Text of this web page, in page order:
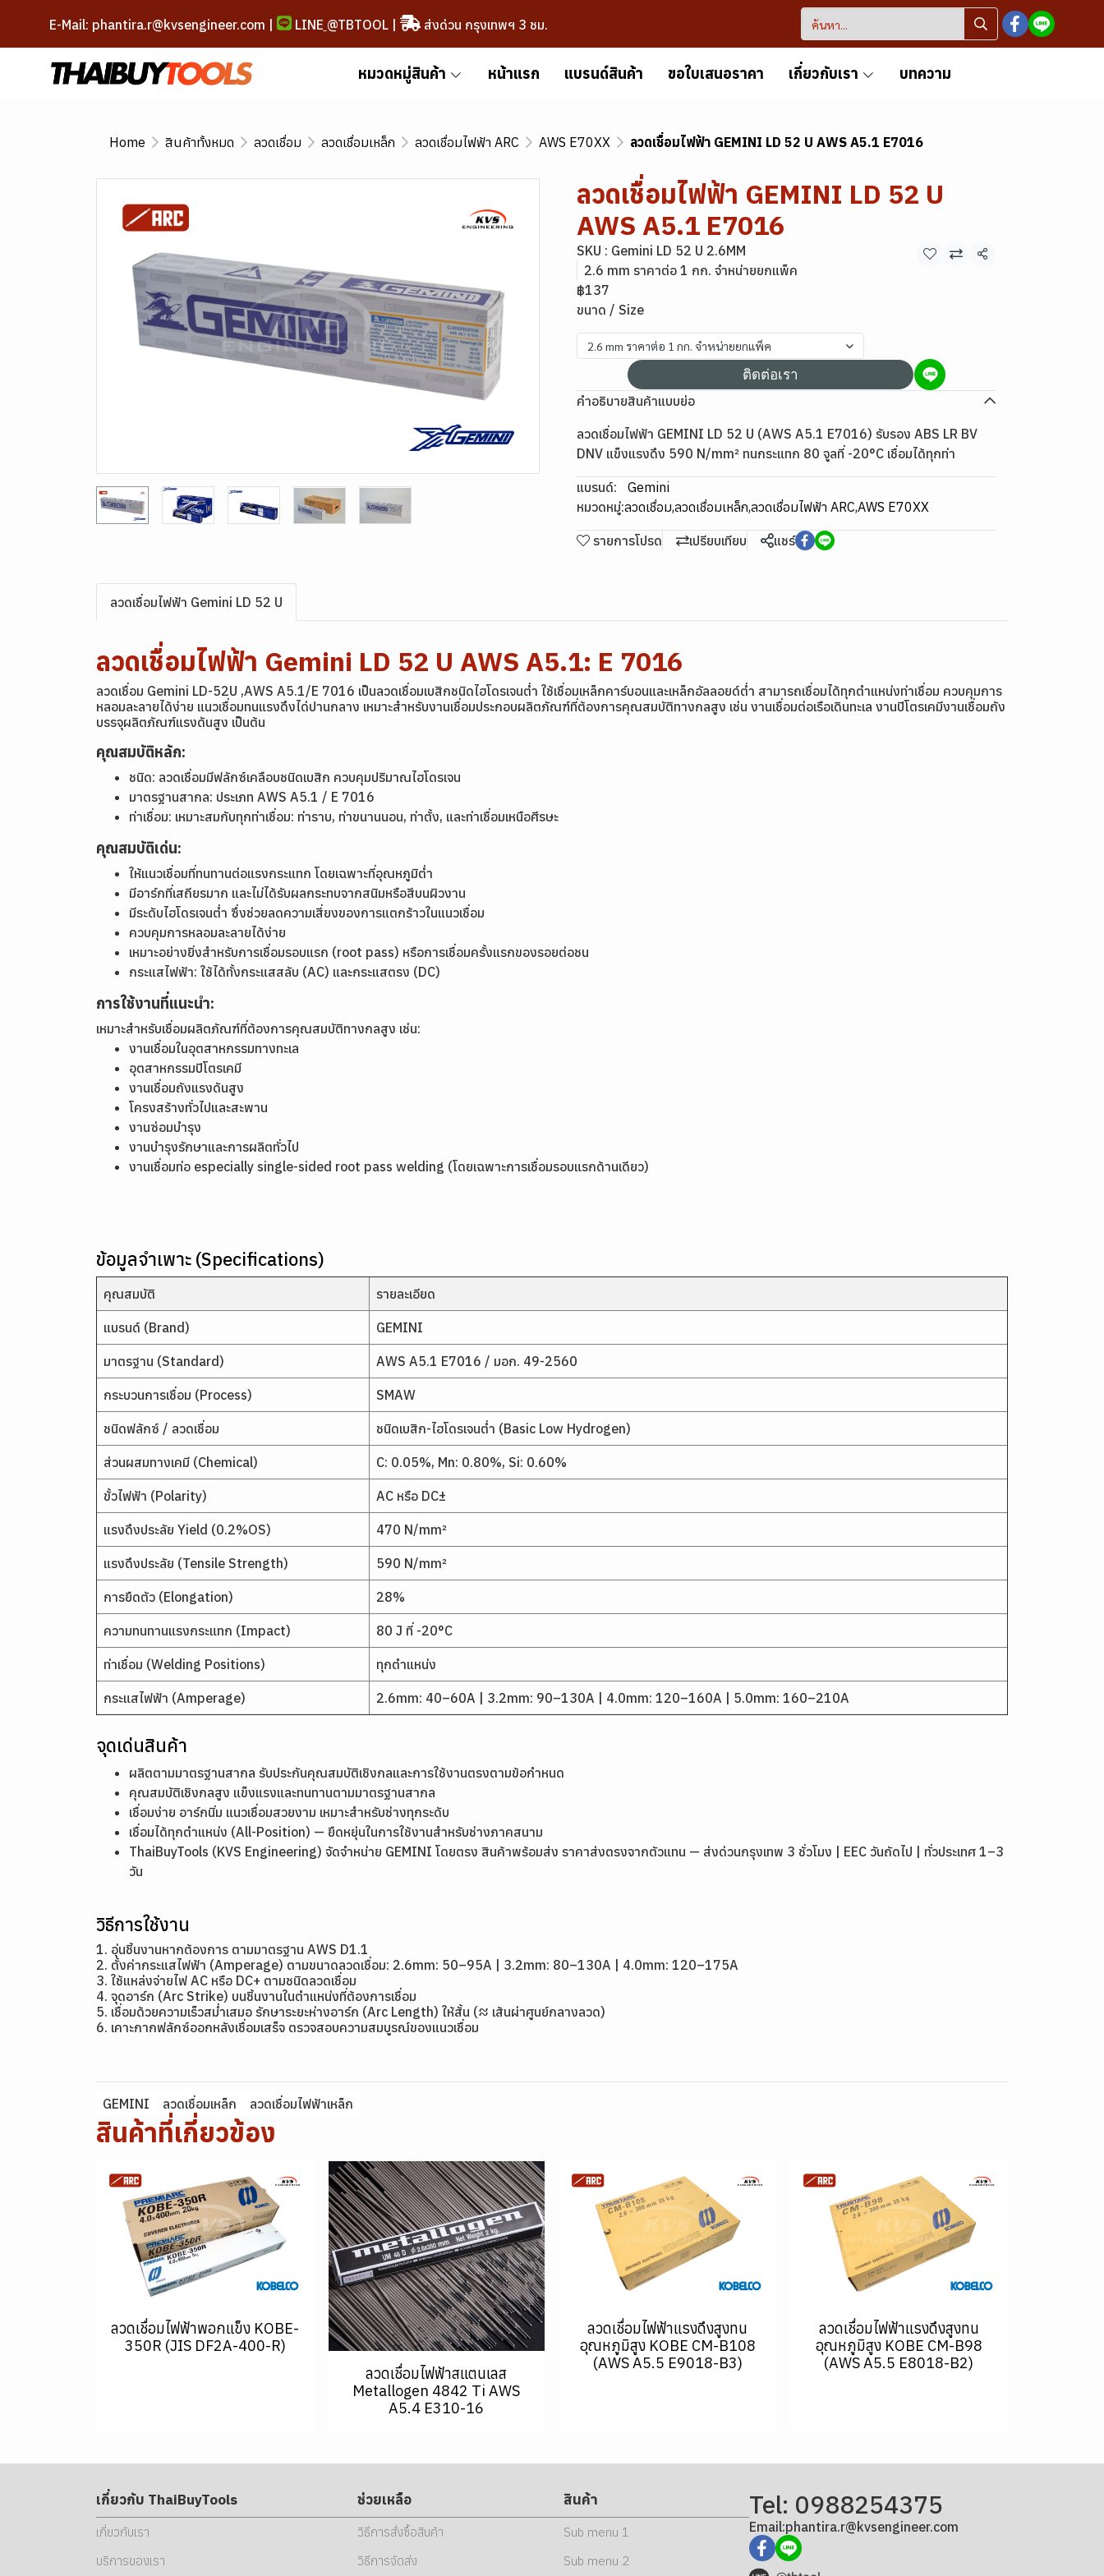
E-Mail: phantira.r@kvsengineer.com | LINE @TBTOOL| ส่งด่วน กรุงเทพฯ 3 ชม.
หมวดหมู่สินค้า หน้าแรก แบรนด์สินค้า ขอใบเสนอราคา เกี่ยวกับเรา บทความ
Home สินค้าทั้งหมด ลวดเชื่อม ลวดเชื่อมเหล็ก ลวดเชื่อมไฟฟ้า ARC AWS E70XX ลวดเชื่อมไฟฟ้า GEMINI LD 52 U AWS A5.1 E7016
ลวดเชื่อมไฟฟ้า GEMINI LD 52 U
AWS A5.1 E7016
SKU : Gemini LD 52 U 2.6MM
2.6 mm ราคาต่อ 1 กก. จำหน่ายยกแพ็ค
แชร์
฿137
ขนาด / Size
2.6 mm ราคาต่อ 1 กก. จำหน่ายยกแพ็ค
ติดต่อเรา
คำอธิบายสินค้าแบบย่อ
ลวดเชื่อมไฟฟ้า GEMINI LD 52 U (AWS A5.1 E7016) รับรอง ABS LR BV
DNV แข็งแรงดึง 590 N/mm² ทนกระแทก 80 จูลที่ -20°C เชื่อมได้ทุกท่า
แบรนด์:
Gemini
หมวดหมู่:ลวดเชื่อม,ลวดเชื่อมเหล็ก,ลวดเชื่อมไฟฟ้า ARC,AWS E70XX
รายการโปรด เปรียบเทียบ แชร์
ลวดเชื่อมไฟฟ้า Gemini LD 52 U
ลวดเชื่อมไฟฟ้า Gemini LD 52 U AWS A5.1: E 7016
ลวดเชื่อม Gemini LD-52U ,AWS A5.1/E 7016 เป็นลวดเชื่อมเบสิกชนิดไฮโดรเจนต่ำ ใช้เชื่อมเหล็กคาร์บอนและเหล็กอัลลอยด์ต่ำ สามารถเชื่อมได้ทุกตำแหน่งท่าเชื่อม ควบคุมการ
หลอมละลายได้ง่าย แนวเชื่อมทนแรงดึงได่ปานกลาง เหมาะสำหรับงานเชื่อมประกอบผลิตภัณฑ์ที่ต้องการคุณสมบัติทางกลสูง เช่น งานเชื่อมต่อเรือเดินทะเล งานปิโตรเคมีงานเชื่อมถัง
บรรจุผลิตภัณฑ์แรงดันสูง เป็นต้น
คุณสมบัติหลัก:
ชนิด: ลวดเชื่อมมีฟลักซ์เคลือบชนิดเบสิก ควบคุมปริมาณไฮโดรเจน
มาตรฐานสากล: ประเภท AWS A5.1 / E 7016
ท่าเชื่อม: เหมาะสมกับทุกท่าเชื่อม: ท่าราบ, ท่าขนานนอน, ท่าตั้ง, และท่าเชื่อมเหนือศีรษะ
คุณสมบัติเด่น:
ให้แนวเชื่อมที่ทนทานต่อแรงกระแทก โดยเฉพาะที่อุณหภูมิต่ำ
มีอาร์กที่เสถียรมาก และไม่ได้รับผลกระทบจากสนิมหรือสีบนผิวงาน
มีระดับไฮโดรเจนต่ำ ซึ่งช่วยลดความเสี่ยงของการแตกร้าวในแนวเชื่อม
ควบคุมการหลอมละลายได้ง่าย
เหมาะอย่างยิ่งสำหรับการเชื่อมรอบแรก (root pass) หรือการเชื่อมครั้งแรกของรอยต่อชน
กระแสไฟฟ้า: ใช้ได้ทั้งกระแสสลับ (AC) และกระแสตรง (DC)
การใช้งานที่แนะนำ:
เหมาะสำหรับเชื่อมผลิตภัณฑ์ที่ต้องการคุณสมบัติทางกลสูง เช่น:
งานเชื่อมในอุตสาหกรรมทางทะเล
อุตสาหกรรมปิโตรเคมี
งานเชื่อมถังแรงดันสูง
โครงสร้างทั่วไปและสะพาน
งานซ่อมบำรุง
งานบำรุงรักษาและการผลิตทั่วไป
งานเชื่อมท่อ especially single-sided root pass welding (โดยเฉพาะการเชื่อมรอบแรกด้านเดียว)
ข้อมูลจำเพาะ (Specifications)
คุณสมบัติ รายละเอียด
แบรนด์ (Brand) GEMINI
มาตรฐาน (Standard) AWS A5.1 E7016 / มอก. 49-2560
กระบวนการเชื่อม (Process) SMAW
ชนิดฟลักซ์ / ลวดเชื่อม ชนิดเบสิก-ไฮโดรเจนต่ำ (Basic Low Hydrogen)
ส่วนผสมทางเคมี (Chemical) C: 0.05%, Mn: 0.80%, Si: 0.60%
ขั้วไฟฟ้า (Polarity) AC หรือ DC±
แรงดึงประลัย Yield (0.2%OS) 470 N/mm²
แรงดึงประลัย (Tensile Strength) 590 N/mm²
การยืดตัว (Elongation) 28%
ความทนทานแรงกระแทก (Impact) 80 J ที่ -20°C
ท่าเชื่อม (Welding Positions) ทุกตำแหน่ง
กระแสไฟฟ้า (Amperage) 2.6mm: 40–60A | 3.2mm: 90–130A | 4.0mm: 120–160A | 5.0mm: 160–210A
จุดเด่นสินค้า
ผลิตตามมาตรฐานสากล รับประกันคุณสมบัติเชิงกลและการใช้งานตรงตามข้อกำหนด
คุณสมบัติเชิงกลสูง แข็งแรงและทนทานตามมาตรฐานสากล
เชื่อมง่าย อาร์กนิ่ม แนวเชื่อมสวยงาม เหมาะสำหรับช่างทุกระดับ
เชื่อมได้ทุกตำแหน่ง (All-Position) — ยืดหยุ่นในการใช้งานสำหรับช่างภาคสนาม
ThaiBuyTools (KVS Engineering) จัดจำหน่าย GEMINI โดยตรง สินค้าพร้อมส่ง ราคาส่งตรงจากตัวแทน — ส่งด่วนกรุงเทพ 3 ชั่วโมง | EEC วันถัดไป | ทั่วประเทศ 1–3
วัน
วิธีการใช้งาน
1. อุ่นชิ้นงานหากต้องการ ตามมาตรฐาน AWS D1.1
2. ตั้งค่ากระแสไฟฟ้า (Amperage) ตามขนาดลวดเชื่อม: 2.6mm: 50–95A | 3.2mm: 80–130A | 4.0mm: 120–175A
3. ใช้แหล่งจ่ายไฟ AC หรือ DC+ ตามชนิดลวดเชื่อม
4. จุดอาร์ก (Arc Strike) บนชิ้นงานในตำแหน่งที่ต้องการเชื่อม
5. เชื่อมด้วยความเร็วสม่ำเสมอ รักษาระยะห่างอาร์ก (Arc Length) ให้สั้น (≈ เส้นผ่าศูนย์กลางลวด)
6. เคาะกากฟลักซ์ออกหลังเชื่อมเสร็จ ตรวจสอบความสมบูรณ์ของแนวเชื่อม
GEMINI ลวดเชื่อมเหล็ก ลวดเชื่อมไฟฟ้าเหล็ก
สินค้าที่เกี่ยวข้อง
ลวดเชื่อมไฟฟ้าพอกแข็ง KOBE-
350R (JIS DF2A-400-R)
ลวดเชื่อมไฟฟ้าสแตนเลส
Metallogen 4842 Ti AWS
A5.4 E310-16
ลวดเชื่อมไฟฟ้าแรงดึงสูงทน
อุณหภูมิสูง KOBE CM-B108
(AWS A5.5 E9018-B3)
ลวดเชื่อมไฟฟ้าแรงดึงสูงทน
อุณหภูมิสูง KOBE CM-B98
(AWS A5.5 E8018-B2)
เกี่ยวกับ ThaiBuyTools
เกี่ยวกับเรา
บริการของเรา
ช่วยเหลือ
วิธีการสั่งซื้อสินค้า
วิธีการจัดส่ง
สินค้า
Sub menu 1
Sub menu 2
Tel: 0988254375
Email:phantira.r@kvsengineer.com